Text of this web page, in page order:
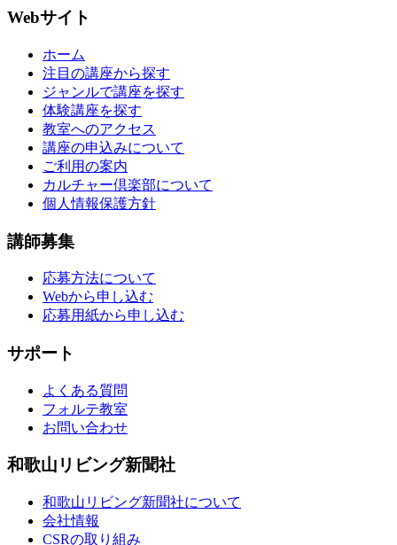
Webサイト
ホーム
注目の講座から探す
ジャンルで講座を探す
体験講座を探す
教室へのアクセス
講座の申込みについて
ご利用の案内
カルチャー倶楽部について
個人情報保護方針
講師募集
応募方法について
Webから申し込む
応募用紙から申し込む
サポート
よくある質問
フォルテ教室
お問い合わせ
和歌山リビング新聞社
和歌山リビング新聞社について
会社情報
CSRの取り組み